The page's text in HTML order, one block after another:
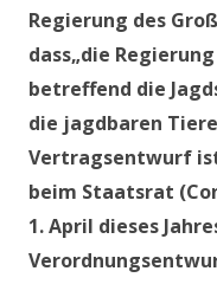
Regierung des
dass„die
betreffend die
die jagdbaren
Vertragsentwurf
beim Staatsrat
1. April dieses